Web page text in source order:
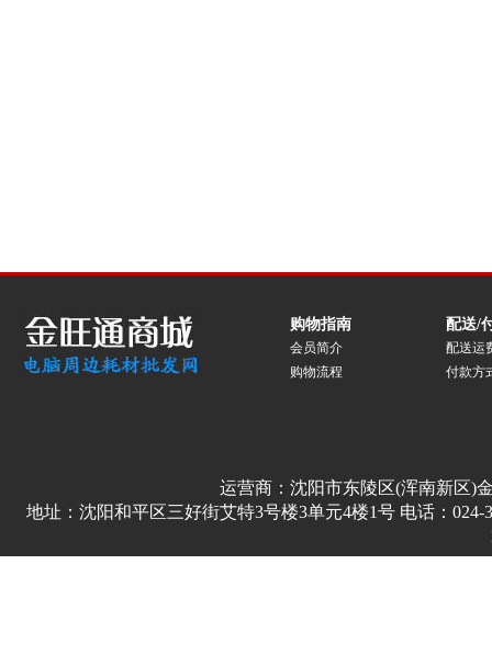
购物指南
会员简介
购物流程
配送/
配送运
付款方
运营商：沈阳市东陵区(浑南新区)
地址：沈阳和平区三好街艾特3号楼3单元4楼1号 电话：024-